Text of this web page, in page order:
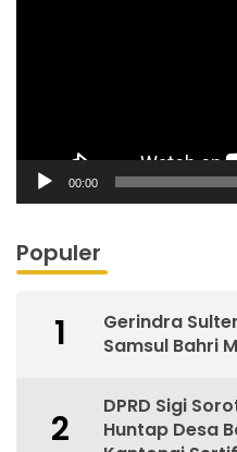
00:00
Populer
1
Gerindra
Samsul Bahri
2
DPRD Sigi
Huntap Desa